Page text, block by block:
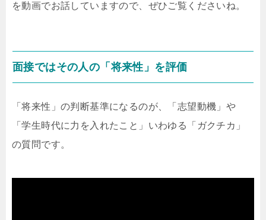
を動画でお話していますので、ぜひご覧くださいね。
面接ではその人の「将来性」を評価
「将来性」の判断基準になるのが、「志望動機」や
「学生時代に力を入れたこと」いわゆる「ガクチカ」
の質問です。